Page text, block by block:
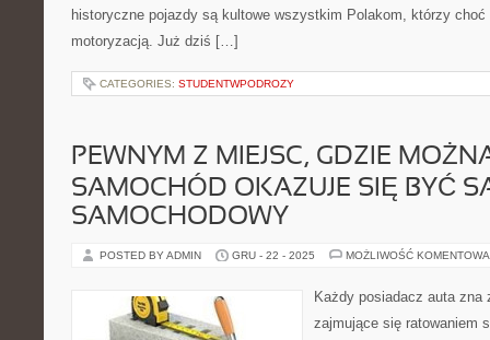
historyczne pojazdy są kultowe wszystkim Polakom, którzy choć
motoryzacją. Już dziś […]
CATEGORIES: STUDENTWPODROZY
PEWNYM Z MIEJSC, GDZIE
SAMOCHÓD OKAZUJE SIĘ BYĆ
SAMOCHODOWY
POSTED BY ADMIN GRU - 22 - 2025 MOŻLIWOŚĆ
Każdy posiadacz auta zna
zajmujące się ratowaniem